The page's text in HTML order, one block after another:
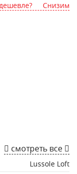
Снизим
смотреть все
Lussole Loft